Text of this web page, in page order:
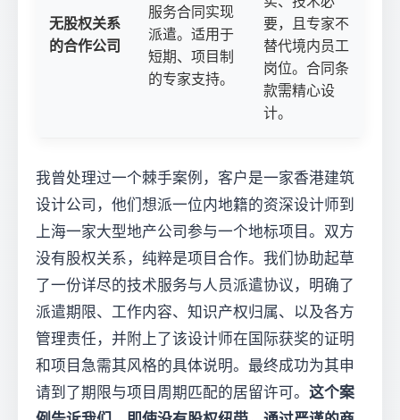
无股权关系
的合作公司
服务合同实现
派遣。适用于
短期、项目制
的专家支持。
要，且专家不
替代境内员工
岗位。合同条
款需精心设
计。
我曾处理过一个棘手案例，客户是一家香港建筑
设计公司，他们想派一位内地籍的资深设计师到
上海一家大型地产公司参与一个地标项目。双方
没有股权关系，纯粹是项目合作。我们协助起草
了一份详尽的技术服务与人员派遣协议，明确了
派遣期限、工作内容、知识产权归属、以及各方
管理责任，并附上了该设计师在国际获奖的证明
和项目急需其风格的具体说明。最终成功为其申
请到了期限与项目周期匹配的居留许可。 这个案